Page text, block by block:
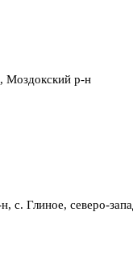
Моздокский р-н
с. Глиное, северо-